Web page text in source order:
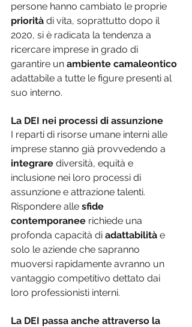
persone hanno cambiato le proprie
priorità di vita, soprattutto dopo il
2020, si è radicata la tendenza a
ricercare imprese in grado di
garantire un ambiente camaleontico
adattabile a tutte le figure presenti al
suo interno.
La DEI nei processi di assunzione
I reparti di risorse umane interni alle
imprese stanno già provvedendo a
integrare diversità, equità e
inclusione nei loro processi di
assunzione e attrazione talenti.
Rispondere alle sfide
contemporanee richiede una
profonda capacità di adattabilità e
solo le aziende che sapranno
muoversi rapidamente avranno un
vantaggio competitivo dettato dai
loro professionisti interni.
La DEI passa anche attraverso la